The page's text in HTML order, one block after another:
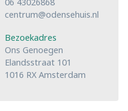
centrum@odensehuis.nl
Bezoekadres
Ons Genoegen
Elandsstraat 101
1016 RX Amsterdam